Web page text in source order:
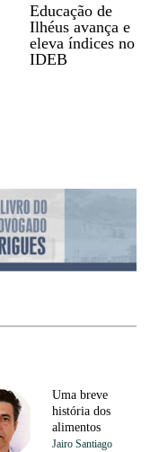
Educação de
Ilhéus avança e
eleva índices no
IDEB
Uma breve
história dos
alimentos
Jairo Santiago